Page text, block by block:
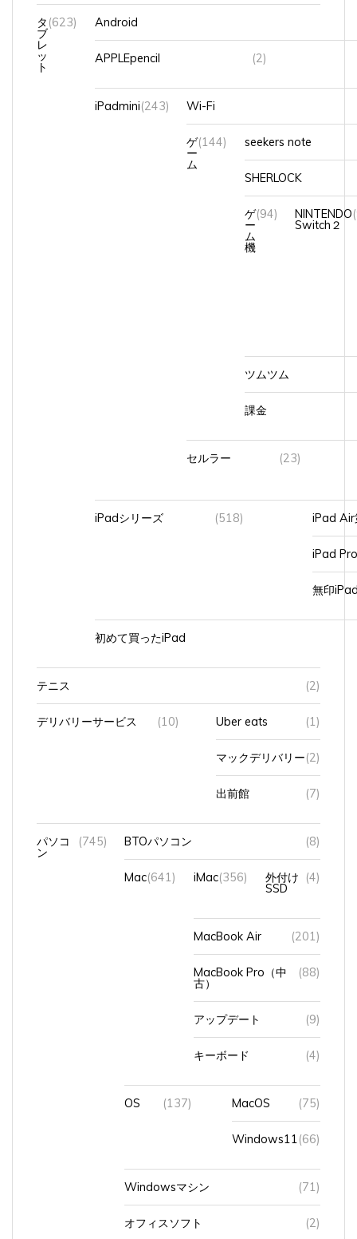
タ
ブ
レ
ッ
ト
(623) Android
APPLEpencil (2)
iPadmini(243) Wi-Fi
ゲ
ー
ム
(144) seekers note
SHERLOCK
ゲ
ー
ム
機
(94) NINTENDO
Switch２
ツムツム
課金
セルラー (23)
iPadシリーズ (518) iPad Air
iPad Pro
無印
初めて買ったiPad
テニス (2)
デリバリーサービス (10) Uber eats (1)
マックデリバリー(2)
出前館 (7)
パソコ
ン
(745) BTOパソコン (8)
Mac(641) iMac(356) 外付け
SSD
(4)
MacBook Air (201)
MacBook Pro（中
古）
(88)
アップデート (9)
キーボード (4)
OS (137) MacOS (75)
Windows11 (66)
Windowsマシン (71)
オフィスソフト (2)